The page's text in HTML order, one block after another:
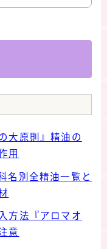
大原則』精油の
用
名別全精油一覧と
方法『アロマオ
意